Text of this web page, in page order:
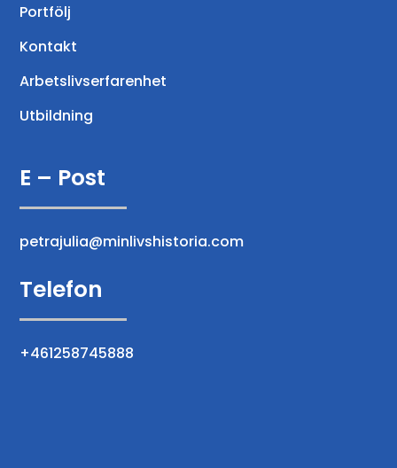
Portfölj
Kontakt
Arbetslivserfarenhet
Utbildning
E – Post
petrajulia@minlivshistoria.com
Telefon
+461258745888